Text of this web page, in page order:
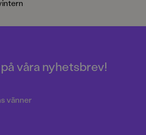
inne,
kommer
Nell på sommaren.
våra nyhetsbrev!
vänner